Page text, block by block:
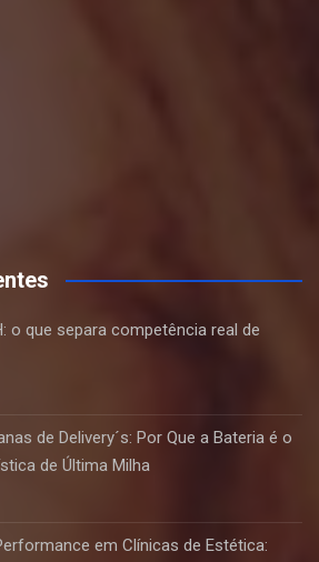
o que separa competência real de
de Delivery´s: Por Que a Bateria é o
de Última Milha
em Clínicas de Estética: